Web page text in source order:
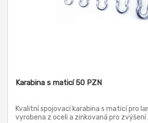
Karabina s maticí 50 PZN
Kvalitní spojovací karabina s maticí pro
vyrobena z oceli a zinkovaná pro